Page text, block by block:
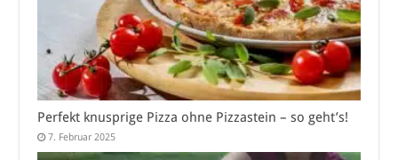
Perfekt knusprige Pizza ohne Pizzastein – so geht’s!
7. Februar 2025